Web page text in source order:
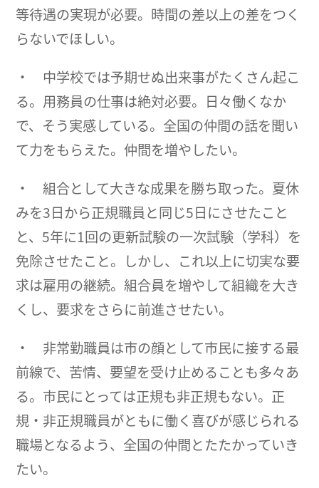
等待遇の実現が必要。時間の差以上の差をつく
らないでほしい。
・ 中学校では予期せぬ出来事がたくさん起こ
る。用務員の仕事は絶対必要。日々働くなか
で、そう実感している。全国の仲間の話を聞い
て力をもらえた。仲間を増やしたい。
・ 組合として大きな成果を勝ち取った。夏休
みを3日から正規職員と同じ5日にさせたこと
と、5年に1回の更新試験の一次試験（学科）を
免除させたこと。しかし、これ以上に切実な要
求は雇用の継続。組合員を増やして組織を大き
くし、要求をさらに前進させたい。
・ 非常勤職員は市の顔として市民に接する最
前線で、苦情、要望を受け止めることも多々あ
る。市民にとっては正規も非正規もない。正
規・非正規職員がともに働く喜びが感じられる
職場となるよう、全国の仲間とたたかっていき
たい。